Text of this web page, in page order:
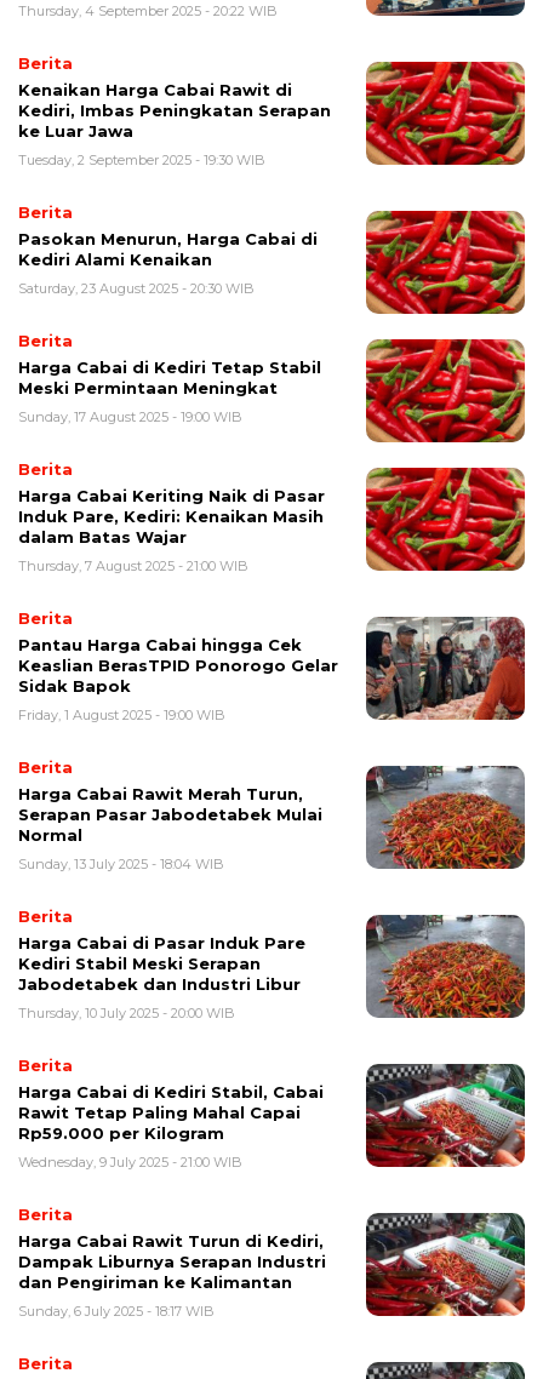
Thursday, 4 September 2025 - 20:22 WIB
Berita
Kenaikan Harga Cabai Rawit di
Kediri, Imbas Peningkatan Serapan
ke Luar Jawa
Tuesday, 2 September 2025 - 19:30 WIB
Berita
Pasokan Menurun, Harga Cabai di
Kediri Alami Kenaikan
Saturday, 23 August 2025 - 20:30 WIB
Berita
Harga Cabai di Kediri Tetap Stabil
Meski Permintaan Meningkat
Sunday, 17 August 2025 - 19:00 WIB
Berita
Harga Cabai Keriting Naik di Pasar
Induk Pare, Kediri: Kenaikan Masih
dalam Batas Wajar
Thursday, 7 August 2025 - 21:00 WIB
Berita
Pantau Harga Cabai hingga Cek
Keaslian BerasTPID Ponorogo Gelar
Sidak Bapok
Friday, 1 August 2025 - 19:00 WIB
Berita
Harga Cabai Rawit Merah Turun,
Serapan Pasar Jabodetabek Mulai
Normal
Sunday, 13 July 2025 - 18:04 WIB
Berita
Harga Cabai di Pasar Induk Pare
Kediri Stabil Meski Serapan
Jabodetabek dan Industri Libur
Thursday, 10 July 2025 - 20:00 WIB
Berita
Harga Cabai di Kediri Stabil, Cabai
Rawit Tetap Paling Mahal Capai
Rp59.000 per Kilogram
Wednesday, 9 July 2025 - 21:00 WIB
Berita
Harga Cabai Rawit Turun di Kediri,
Dampak Liburnya Serapan Industri
dan Pengiriman ke Kalimantan
Sunday, 6 July 2025 - 18:17 WIB
Berita